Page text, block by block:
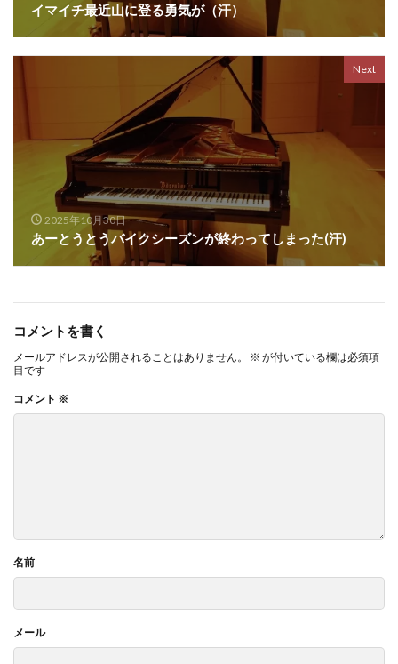
イマイチ最近山に登る勇気が（汗）
Next
2025年10月30日
あーとうとうバイクシーズンが終わってしまった(汗)
コメントを書く
メールアドレスが公開されることはありません。 ※ が付いている欄は必須項
目です
コメント ※
名前
メール